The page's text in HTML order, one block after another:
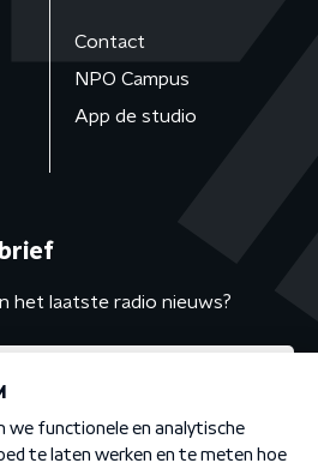
Contact
NPO Campus
App de studio
het laatste radio nieuws?